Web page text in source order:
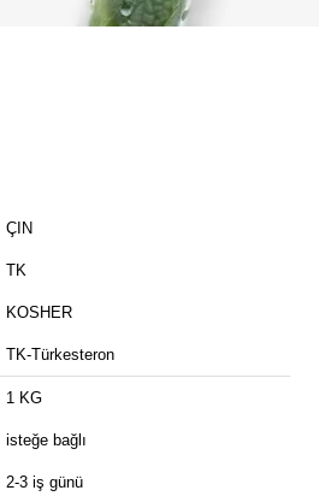
ÇIN
TK
KOSHER
TK-Türkesteron
1 KG
isteğe bağlı
2-3 iş günü